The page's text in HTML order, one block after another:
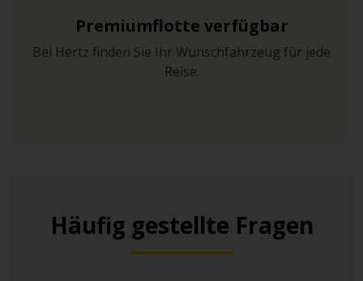
Premiumflotte verfügbar
Bei Hertz finden Sie Ihr Wunschfahrzeug für jede
Reise.
Häufig gestellte Fragen